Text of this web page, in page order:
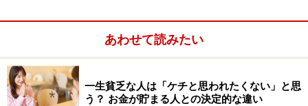
ったお金がかかります。50代の収入が高いうちにそろえ
ておけば、定年後は必要なものだけを買い足しながら続
けられます。
あわせて読みたい
一生貧乏な人は「ケチと思われたくない」と思
う？ お金が貯まる人との決定的な違い